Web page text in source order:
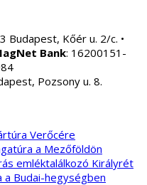
Budapest, Kőér u. 2/c. •
Bank: 16200151-
Pozsony u. 8.
Verőcére
a Mezőföldön
emléktalálkozó Királyrét
Budai-hegységben